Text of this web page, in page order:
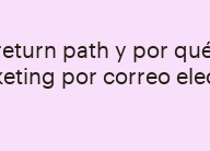
path y por
por correo